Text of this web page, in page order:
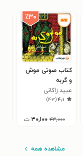
٪۳۰
کتاب صوتی موش
و گربه
عبید زاکانی
۴٫۱(۴۳)
۴۳,۰۰۰ ۳۰,۱۰۰ ت
مشاهده همه